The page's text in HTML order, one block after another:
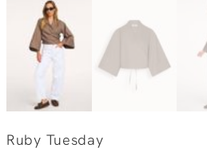
Ruby Tuesday